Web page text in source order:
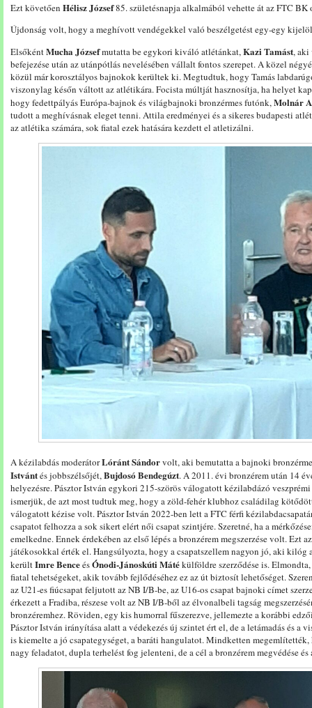
Ezt követően Hélisz József85. születésnapja alkalmából vehette át az FTC BK
Újdonság volt, hogy a meghívott vendégekkel való beszélgetést egy-egy
ElsőkéntMucha Józsefmutatta be egykori kiváló atlétánkat,Kazi Tamást, aki
befejezése után az utánpótlás nevelésében vállalt fontos szerepet. A közel
közül már korosztályos bajnokok kerültek ki. Megtudtuk, hogy Tamás
viszonylag későn váltott az atlétikára. Focista múltját hasznosítja, ha helyet
hogy fedettpályás Európa-bajnok és világbajnoki bronzérmes futónk,Molnár
tudott a meghívásnak eleget tenni. Attila eredményei és a sikeres budapesti
az atlétika számára, sok fiatal ezek hatására kezdett el atletizálni.
A kézilabdás moderátorLóránt Sándorvolt, aki bemutatta a bajnoki
Istvántés jobbszélsőjét,Bujdosó Bendegúzt. A 2011. évi bronzérem után 14
helyezésre. Pásztor István egykori 215-szörös válogatott kézilabdázó
ismerjük, de azt most tudtuk meg, hogy a zöld-fehér klubhoz családilag
válogatott kézise volt. Pásztor István 2022-ben lett a FTC férfi
csapatot felhozza a sok sikert elért női csapat szintjére. Szeretné, ha a
emelkedne. Ennek érdekében az első lépés a bronzérem megszerzése volt. Ezt
játékosokkal érték el. Hangsúlyozta, hogy a csapatszellem nagyon jó, aki kilóg
kerültImre BenceésÓnodi-Jánoskúti Mátékülföldre szerződése is.
fiatal tehetségeket, akik tovább fejlődéséhez ez az út biztosít lehetőséget.
az U21-es fiúcsapat feljutott az NB I/B-be, az U16-os csapat bajnoki címet
érkezett a Fradiba, részese volt az NB I/B-ből az élvonalbeli tagság
bronzéremhez. Röviden, egy kis humorral fűszerezve, jellemezte a korábbi
Pásztor István irányítása alatt a védekezés új szintet ért el, de a letámadás és a
is kiemelte a jó csapategységet, a baráti hangulatot. Mindketten
nagy feladatot, dupla terhelést fog jelenteni, de a cél a bronzérem megvédése